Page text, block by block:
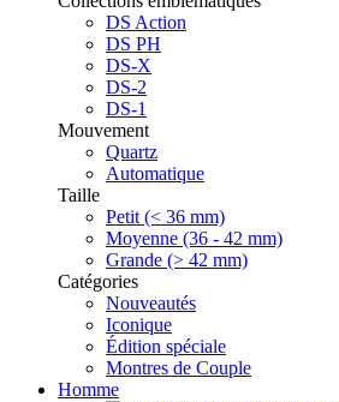
DS Action
DS PH
DS-X
DS-2
DS-1
Mouvement
Quartz
Automatique
Taille
Petit (< 36 mm)
Moyenne (36 - 42 mm)
Grande (> 42 mm)
Catégories
Nouveautés
Iconique
Édition spéciale
Montres de Couple
Homme